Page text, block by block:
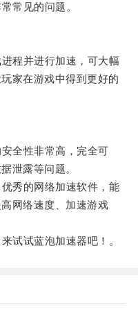
常见的问题。
程并进行加速，可大幅
家在游戏中得到更好的
全性非常高，完全可
泄露等问题。
秀的网络加速软件，能
网络速度、加速游戏
试蓝泡加速器吧！。